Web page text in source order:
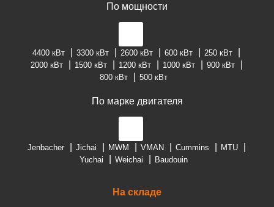
По мощности
4400 кВт 3300 кВт 2600 кВт 600 кВт
250 кВт
2000 кВт
1500 кВт 1200 кВт 1000 кВт
900 кВт
800 кВт
500 кВт
По марке двигателя
Jenbacher Jichai MWM VMAN Cummins
MTU
Yuchai
Weichai Baudouin
На складе